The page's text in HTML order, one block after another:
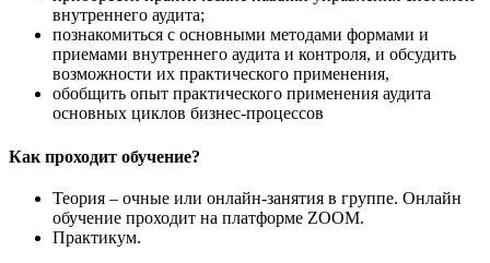
внутреннего аудита;
познакомиться с основными методами формами и
приемами внутреннего аудита и контроля, и обсудить
возможности их практического применения,
обобщить опыт практического применения аудита
основных циклов бизнес-процессов
Как проходит обучение?
Теория – очные или онлайн-занятия в группе. Онлайн
обучение проходит на платформе ZOOM.
Практикум.